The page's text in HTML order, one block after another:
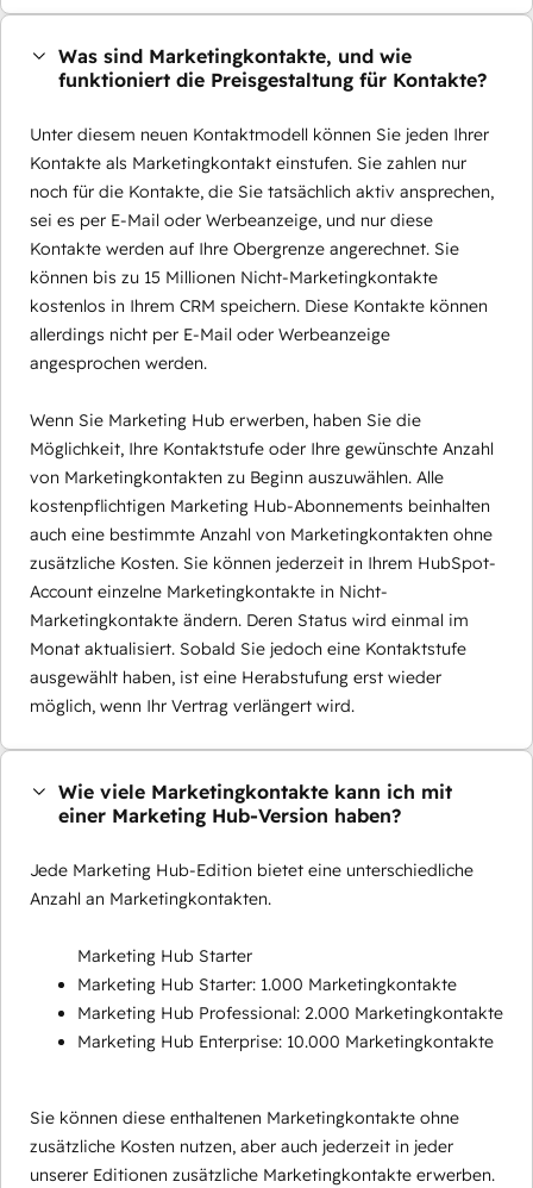
Was sind Marketingkontakte, und wie
funktioniert die Preisgestaltung für Kontakte?
Unter diesem neuen Kontaktmodell können Sie jeden Ihrer
Kontakte als Marketingkontakt einstufen. Sie zahlen nur
noch für die Kontakte, die Sie tatsächlich aktiv ansprechen,
sei es per E-Mail oder Werbeanzeige, und nur diese
Kontakte werden auf Ihre Obergrenze angerechnet. Sie
können bis zu 15 Millionen Nicht-Marketingkontakte
kostenlos in Ihrem CRM speichern. Diese Kontakte können
allerdings nicht per E-Mail oder Werbeanzeige
angesprochen werden.
Wenn Sie Marketing Hub erwerben, haben Sie die
Möglichkeit, Ihre Kontaktstufe oder Ihre gewünschte Anzahl
von Marketingkontakten zu Beginn auszuwählen. Alle
kostenpflichtigen Marketing Hub-Abonnements beinhalten
auch eine bestimmte Anzahl von Marketingkontakten ohne
zusätzliche Kosten. Sie können jederzeit in Ihrem HubSpot-
Account einzelne Marketingkontakte in Nicht-
Marketingkontakte ändern. Deren Status wird einmal im
Monat aktualisiert. Sobald Sie jedoch eine Kontaktstufe
ausgewählt haben, ist eine Herabstufung erst wieder
möglich, wenn Ihr Vertrag verlängert wird.
Wie viele Marketingkontakte kann ich mit
einer Marketing Hub-Version haben?
Jede Marketing Hub-Edition bietet eine unterschiedliche
Anzahl an Marketingkontakten.
Marketing Hub Starter
Marketing Hub Starter: 1.000 Marketingkontakte
Marketing Hub Professional: 2.000 Marketingkontakte
Marketing Hub Enterprise: 10.000 Marketingkontakte
Sie können diese enthaltenen Marketingkontakte ohne
zusätzliche Kosten nutzen, aber auch jederzeit in jeder
unserer Editionen zusätzliche Marketingkontakte erwerben.